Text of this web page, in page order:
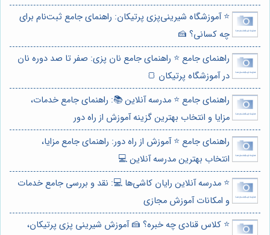
⭐️ آموزشگاه شیرینی‌پزی پرتیکان: راهنمای جامع ثبت‌نام برای
چه کسانی؟ 🍰
راهنمای جامع ⭐️ راهنمای جامع نان پزی: صفر تا صد دوره نان
در آموزشگاه پرتیکان 🍞
راهنمای جامع ⭐️ مدرسه آنلاین 📚: راهنمای جامع خدمات،
مزایا و انتخاب بهترین گزینه آموزش از راه دور
راهنمای جامع ⭐️ آموزش از راه دور: راهنمای جامع مزایا،
انتخاب بهترین مدرسه آنلاین 💻
⭐️ مدرسه آنلاین رایان کاشی‌ها 💻: نقد و بررسی جامع خدمات
و امکانات آموزش مجازی
⭐️ کلاس قنادی چه خبره؟ 🍰 آموزش شیرینی پزی پرتیکان،